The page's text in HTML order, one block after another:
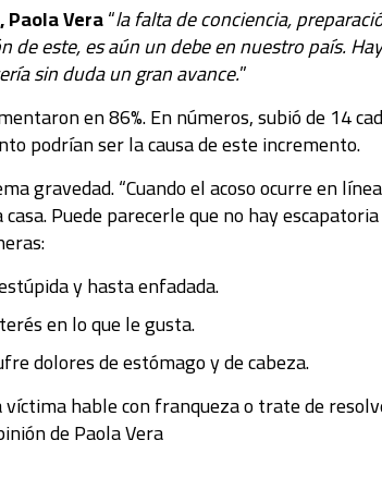
Vera“la falta de conciencia,
este, es aún un debe en nuestro país.
sin duda un gran avance.”
en 86%. En números, subió de 14
podrían ser la causa de este incremento.
gravedad. “Cuando el acoso ocurre en
Puede parecerle que no hay
y hasta enfadada.
en lo que le gusta.
dolores de estómago y de cabeza.
hable con franqueza o trate de
de Paola Vera